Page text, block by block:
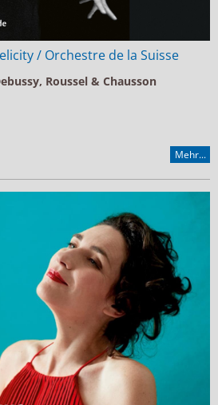
/ Orchestre de la Suisse
Roussel & Chausson
Mehr...